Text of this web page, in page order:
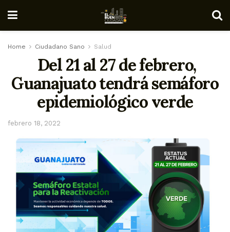
Home Ciudadano Sano Salud
Del 21 al 27 de febrero,
Guanajuato tendrá semáforo
epidemiológico verde
febrero 18, 2022